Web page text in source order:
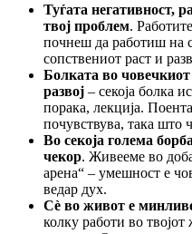
Туѓата негативност,
твој проблем.
почнеш да работиш на
сопствениот раст и
Болката во
развој – секоја болка
порака, лекција.
почувствува, така што
Во секоја голема
чекор. Живееме во доба
арена“ – умешност е
ведар дух.
Сè во живот е
колку работи во